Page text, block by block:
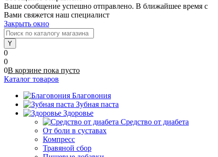
Ваше сообщение успешно отправлено. В ближайшее время с
Вами свяжется наш специалист
Закрыть окно
0
0
0В корзине пока пусто
Каталог товаров
Благовония
Зубная паста
Здоровье
Средство от диабета
От боли в суставах
Компресс
Травяной сбор